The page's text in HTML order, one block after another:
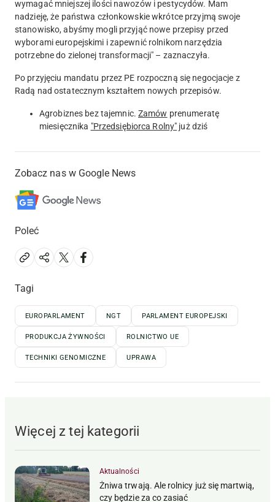
wymagać mniejszej ilości nawozów i pestycydów. Mam
nadzieję, że państwa członkowskie wkrótce przyjmą swoje
stanowisko, abyśmy mogli przyjąć nowe przepisy przed
wyborami europejskimi i zapewnić rolnikom narzędzia
potrzebne do zielonej transformacji" – zaznaczyła.
Po przyjęciu mandatu przez PE rozpoczną się negocjacje z
Radą nad ostatecznym kształtem nowych przepisów.
Agrobiznes bez tajemnic. Zamów prenumeratę
miesięcznika "Przedsiębiorca Rolny" już dziś
Zobacz nas w Google News
Poleć
Tagi
EUROPARLAMENT NGT PARLAMENT EUROPEJSKI
PRODUKCJA ŻYWNOŚCI ROLNICTWO UE
TECHNIKI GENOMICZNE UPRAWA
Więcej z tej kategorii
Aktualności
Żniwa trwają. Ale rolnicy już się martwią,
czy będzie za co zasiać